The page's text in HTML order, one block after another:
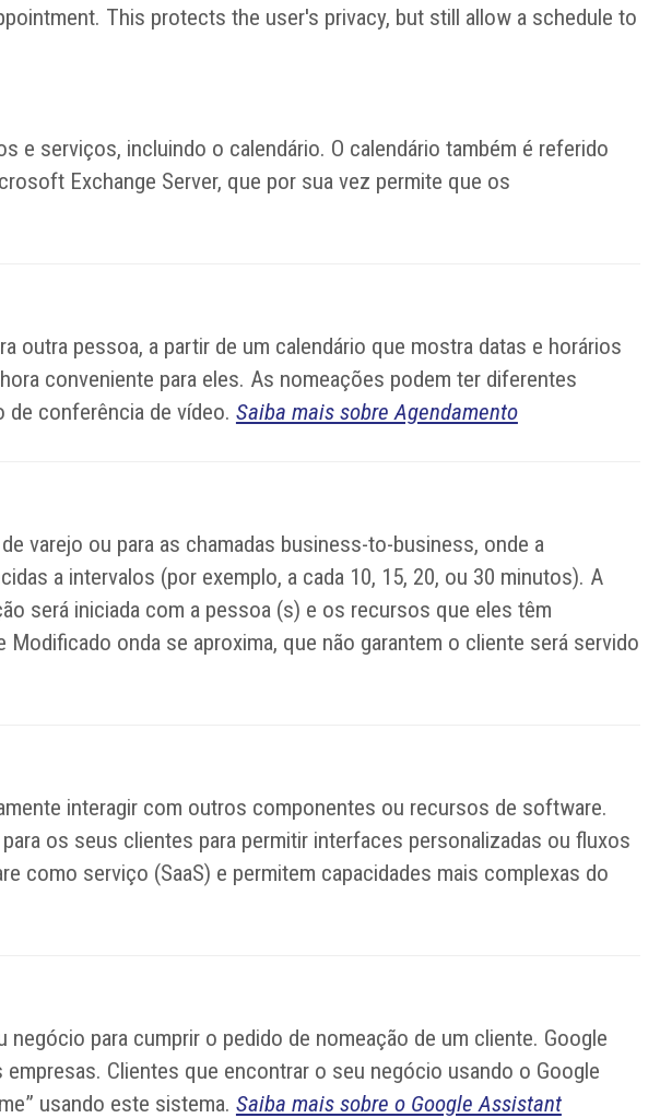
This protects the user's privacy, but still allow a schedule to
e serviços, incluindo o calendário. O calendário também é referido
Exchange Server, que por sua vez permite que os
outra pessoa, a partir de um calendário que mostra datas e horários
conveniente para eles. As nomeações podem ter diferentes
conferência de vídeo. Saiba mais sobre Agendamento
varejo ou para as chamadas business-to-business, onde a
a intervalos (por exemplo, a cada 10, 15, 20, ou 30 minutos). A
será iniciada com a pessoa (s) e os recursos que eles têm
onda se aproxima, que não garantem o cliente será servido
interagir com outros componentes ou recursos de software.
os seus clientes para permitir interfaces personalizadas ou fluxos
como serviço (SaaS) e permitem capacidades mais complexas do
para cumprir o pedido de nomeação de um cliente. Google
Clientes que encontrar o seu negócio usando o Google
usando este sistema. Saiba mais sobre o Google Assistant